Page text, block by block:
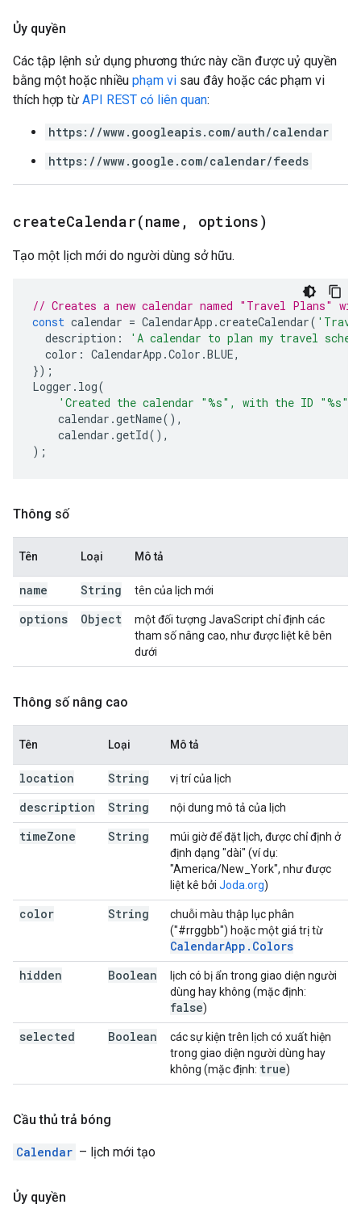
Ủy quyền
Các tập lệnh sử dụng phương thức này cần được uỷ quyền
bằng một hoặc nhiều phạm vi sau đây hoặc các phạm vi
thích hợp từ API REST có liên quan:
https://www.googleapis.com/auth/calendar
https://www.google.com/calendar/feeds
createCalendar(name , options)
Tạo một lịch mới do người dùng sở hữu.
// Creates a new calendar named "Travel Plans"
const calendar = CalendarApp .createCalendar(
description :
'A calendar to plan my travel
color : CalendarApp .Color .BLUE,
});
Logger . log(
'Created the calendar "%s", with the ID
calendar .getName(),
calendar .getId(),
);
Thông số
Tên Loại Mô tả
name String tên của lịch mới
options Object
một đối tượng JavaScript chỉ định các
tham số nâng cao, như được liệt kê bên
dưới
Thông số nâng cao
Tên Loại Mô tả
location String vị trí của lịch
description String nội dung mô tả của lịch
timeZone String
múi giờ để đặt lịch, được chỉ định ở
định dạng "dài" (ví dụ:
"America/New_York", như được
liệt kê bởi Joda.org)
color String
chuỗi màu thập lục phân
("#rrggbb") hoặc một giá trị từ
CalendarApp . Colors
hidden
Boolean
lịch có bị ẩn trong giao diện người
dùng hay không (mặc định:
false)
selected Boolean
các sự kiện trên lịch có xuất hiện
trong giao diện người dùng hay
không (mặc định: true)
Cầu thủ trả bóng
Calendar – lịch mới tạo
Ủy quyền